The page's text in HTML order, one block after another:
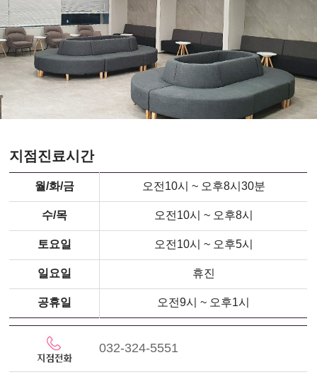
지점진료시간
월/화/금 오전10시 ~ 오후8시30분
수/목 오전10시 ~ 오후8시
토요일 오전10시 ~ 오후5시
일요일 휴진
공휴일 오전9시 ~ 오후1시
032-324-5551